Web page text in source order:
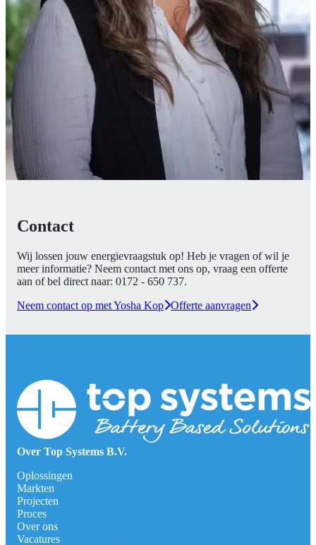
Contact
Wij lossen jouw energievraagstuk op! Heb je vragen of wil je
meer informatie? Neem contact met ons op, vraag een offerte
aan of bel direct naar: 0172 - 650 737.
Neem contact op met Yosha Kop Offerte aanvragen
Over Top Systems B.V.
Oplossingen
Markten
Projecten
Proces
Over ons
Vacatures